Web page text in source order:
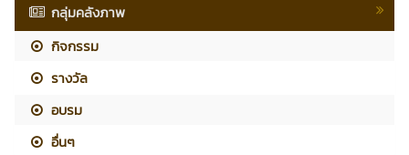
กลุ่มคลังภาพ
กิจกรรม
รางวัล
อบรม
อื่นๆ